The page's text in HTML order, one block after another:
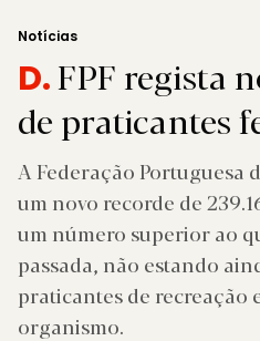
Notícias
D.FPF regista
de praticantes
A Federação Portuguesa
um novo recorde de
um número superior ao
passada, não estando
praticantes de recreação
organismo.